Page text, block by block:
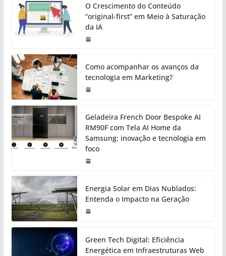
O Crescimento do Conteúdo
“original-first” em Meio à Saturação
da IA
Como acompanhar os avanços da
tecnologia em Marketing?
Geladeira French Door Bespoke AI
RM90F com Tela AI Home da
Samsung: inovação e tecnologia em
foco
Energia Solar em Dias Nublados:
Entenda o Impacto na Geração
Green Tech Digital: Eficiência
Energética em Infraestruturas Web